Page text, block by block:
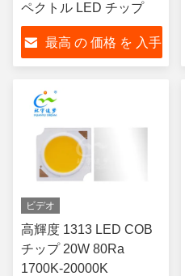
ペクトル LED チップ
最高 の 価格 を 入手
ビデオ
高輝度 1313 LED COB
チップ 20W 80Ra
1700K-20000K